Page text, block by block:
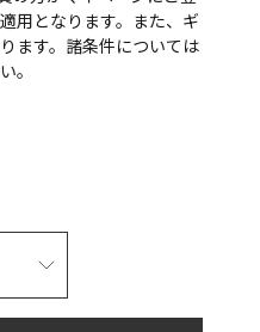
用となります。また、ギ
ます。諸条件については
。